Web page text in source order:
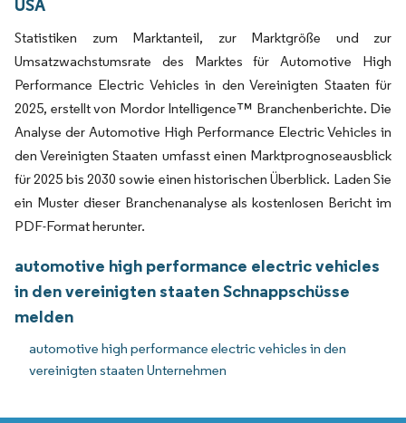
USA
Statistiken zum Marktanteil, zur Marktgröße und zur
Umsatzwachstumsrate des Marktes für Automotive High
Performance Electric Vehicles in den Vereinigten Staaten für
2025, erstellt von Mordor Intelligence™ Branchenberichte. Die
Analyse der Automotive High Performance Electric Vehicles in
den Vereinigten Staaten umfasst einen Marktprognoseausblick
für 2025 bis 2030 sowie einen historischen Überblick. Laden Sie
ein Muster dieser Branchenanalyse als kostenlosen Bericht im
PDF-Format herunter.
automotive high performance electric vehicles
in den vereinigten staaten Schnappschüsse
melden
automotive high performance electric vehicles in den
vereinigten staaten Unternehmen